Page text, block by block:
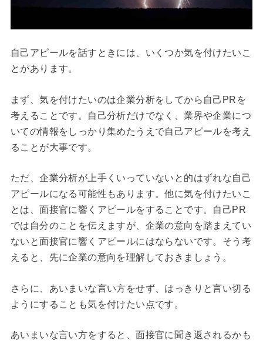
自己アピールを話すときには、いくつか気を付けたいこ
とがあります。
まず、気を付けたいのは企業分析をしてから自己PRを
考えることです。自己分析だけでなく、業界や企業につ
いての情報をしっかり集めたうえで自己アピールを考え
ることが大事です。
ただ、企業分析が上手くいっていないと的はずれな自己
アピールになる可能性もあります。他に気を付けたいこ
とは、面接官に響くアピールをすることです。自己PR
では自分のことを伝えますが、企業の意向を踏まえてい
ないと面接官に響くアピールにはならないです。そう考
えると、先に企業の意向を理解しておきましょう。
さらに、あいまいな言い方をせず、はっきりと言い切る
ようにすることも気を付けたい点です。
あいまいな言い方をすると、面接官に聞き返されるかも